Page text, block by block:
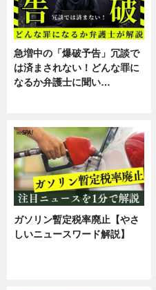
急増中の「爆破予告」冗談で
は済まされない！どんな罪に
なるか弁護士に聞い…
ガソリン暫定税率廃止【やさ
しいニュースワード解説】